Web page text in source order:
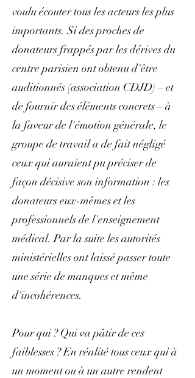
voulu écouter tous les acteurs les plus
importants. Si des proches de
donateurs frappés par les dérives du
centre parisien ont obtenu d'être
auditionnés (association CDJD) – et
de fournir des éléments concrets – à
la faveur de l'émotion générale, le
groupe de travail a de fait négligé
ceux qui auraient pu préciser de
façon décisive son information : les
donateurs eux-mêmes et les
professionnels de l'enseignement
médical. Par la suite les autorités
ministérielles ont laissé passer toute
une série de manques et même
d'incohérences.
Pour qui ? Qui va pâtir de ces
faiblesses ? En réalité tous ceux qui à
un moment ou à un autre rendent